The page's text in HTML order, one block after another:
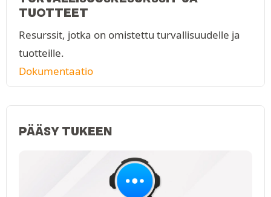
TUOTTEET
Resurssit, jotka on omistettu turvallisuudelle ja
tuotteille.
Dokumentaatio
PÄÄSY TUKEEN